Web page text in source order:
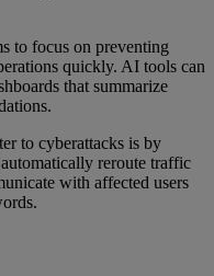
to focus on preventing
quickly. AI tools can
that summarize
to cyberattacks is by
reroute traffic
with affected users